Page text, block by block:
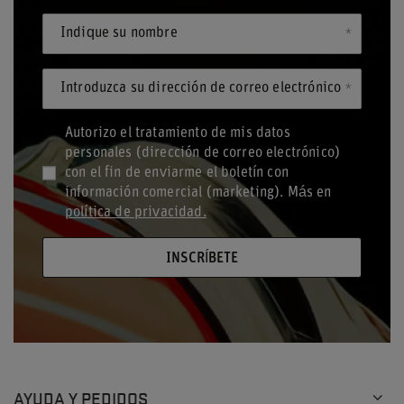
Indique su nombre
Introduzca su dirección de correo electrónico
Autorizo el tratamiento de mis datos
personales (dirección de correo electrónico)
con el fin de enviarme el boletín con
información comercial (marketing). Más en
política de privacidad.
INSCRÍBETE
AYUDA Y PEDIDOS